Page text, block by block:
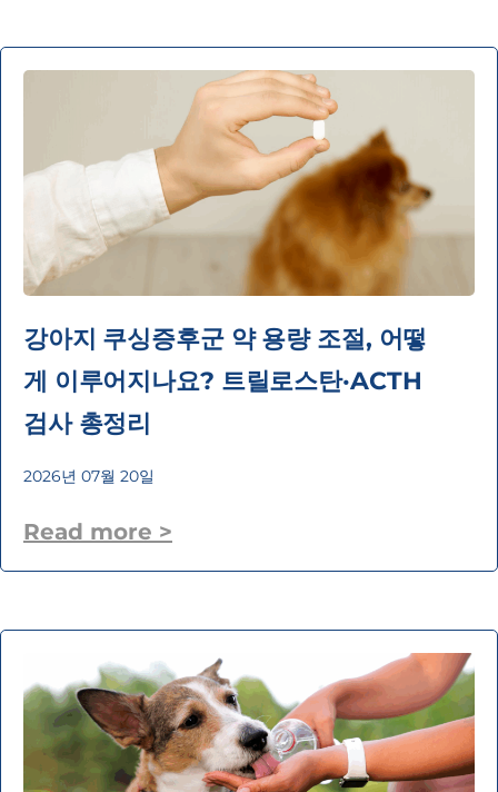
강아지 쿠싱증후군 약 용량 조절, 어떻
게 이루어지나요? 트릴로스탄·ACTH
검사 총정리
2026년 07월 20일
Read more >